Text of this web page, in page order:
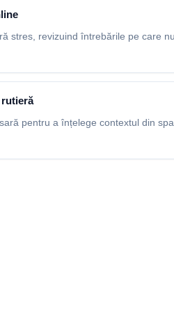
stres, revizuind întrebările pe care
pentru a înțelege contextul din